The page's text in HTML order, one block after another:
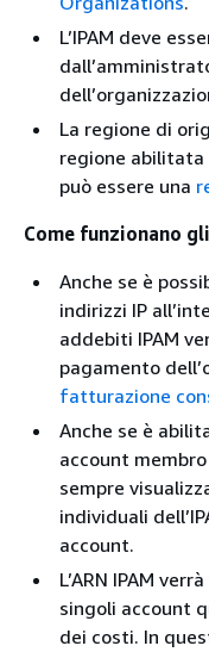
L’IPAM deve
La regione di
regione abilitata
può essere una
Come funzionano
Anche se è
indirizzi IP
addebiti IPAM
pagamento
fatturazione
Anche se è
account
sempre
individuali
account.
L’ARN IPAM
singoli account
dei costi. In